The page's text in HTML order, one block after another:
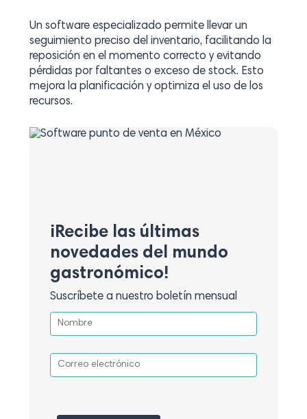
Un software especializado permite llevar un
seguimiento preciso del inventario, facilitando la
reposición en el momento correcto y evitando
pérdidas por faltantes o exceso de stock. Esto
mejora la planificación y optimiza el uso de los
recursos.
¡Recibe las últimas
novedades del mundo
gastronómico!
Suscríbete a nuestro boletín mensual